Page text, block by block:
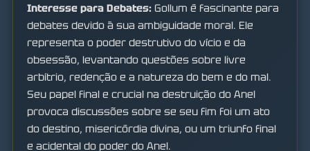
Interesse para Debates: Gollum é fascinante para
debates devido à sua ambiguidade moral. Ele
representa o poder destrutivo do vício e da
obsessão, levantando questões sobre livre
arbítrio, redenção e a natureza do bem e do mal.
Seu papel final e crucial na destruição do Anel
provoca discussões sobre se seu fim foi um ato
do destino, misericórdia divina, ou um triunfo final
e acidental do poder do Anel.